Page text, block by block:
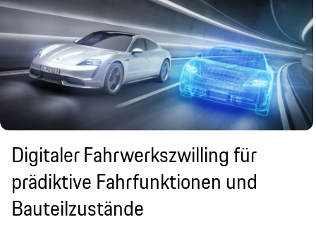
Digitaler Fahrwerkszwilling für
prädiktive Fahrfunktionen und
Bauteilzustände